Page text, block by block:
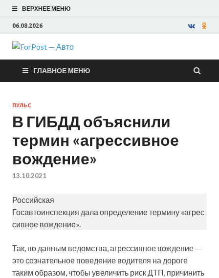
ВЕРХНЕЕ МЕНЮ
06.08.2026
ForPost —
Авто
ГЛАВНОЕ МЕНЮ
ПУЛЬС
В ГИБДД объяснили
термин «агрессивное
вождение»
13.10.2021
Российская
Госавтоинспекция дала определение термину «агрес
сивное вождение».
Так, по данным ведомства, агрессивное вождение —
это сознательное поведение водителя на дороге
таким образом, чтобы увеличить риск ДТП, причинить